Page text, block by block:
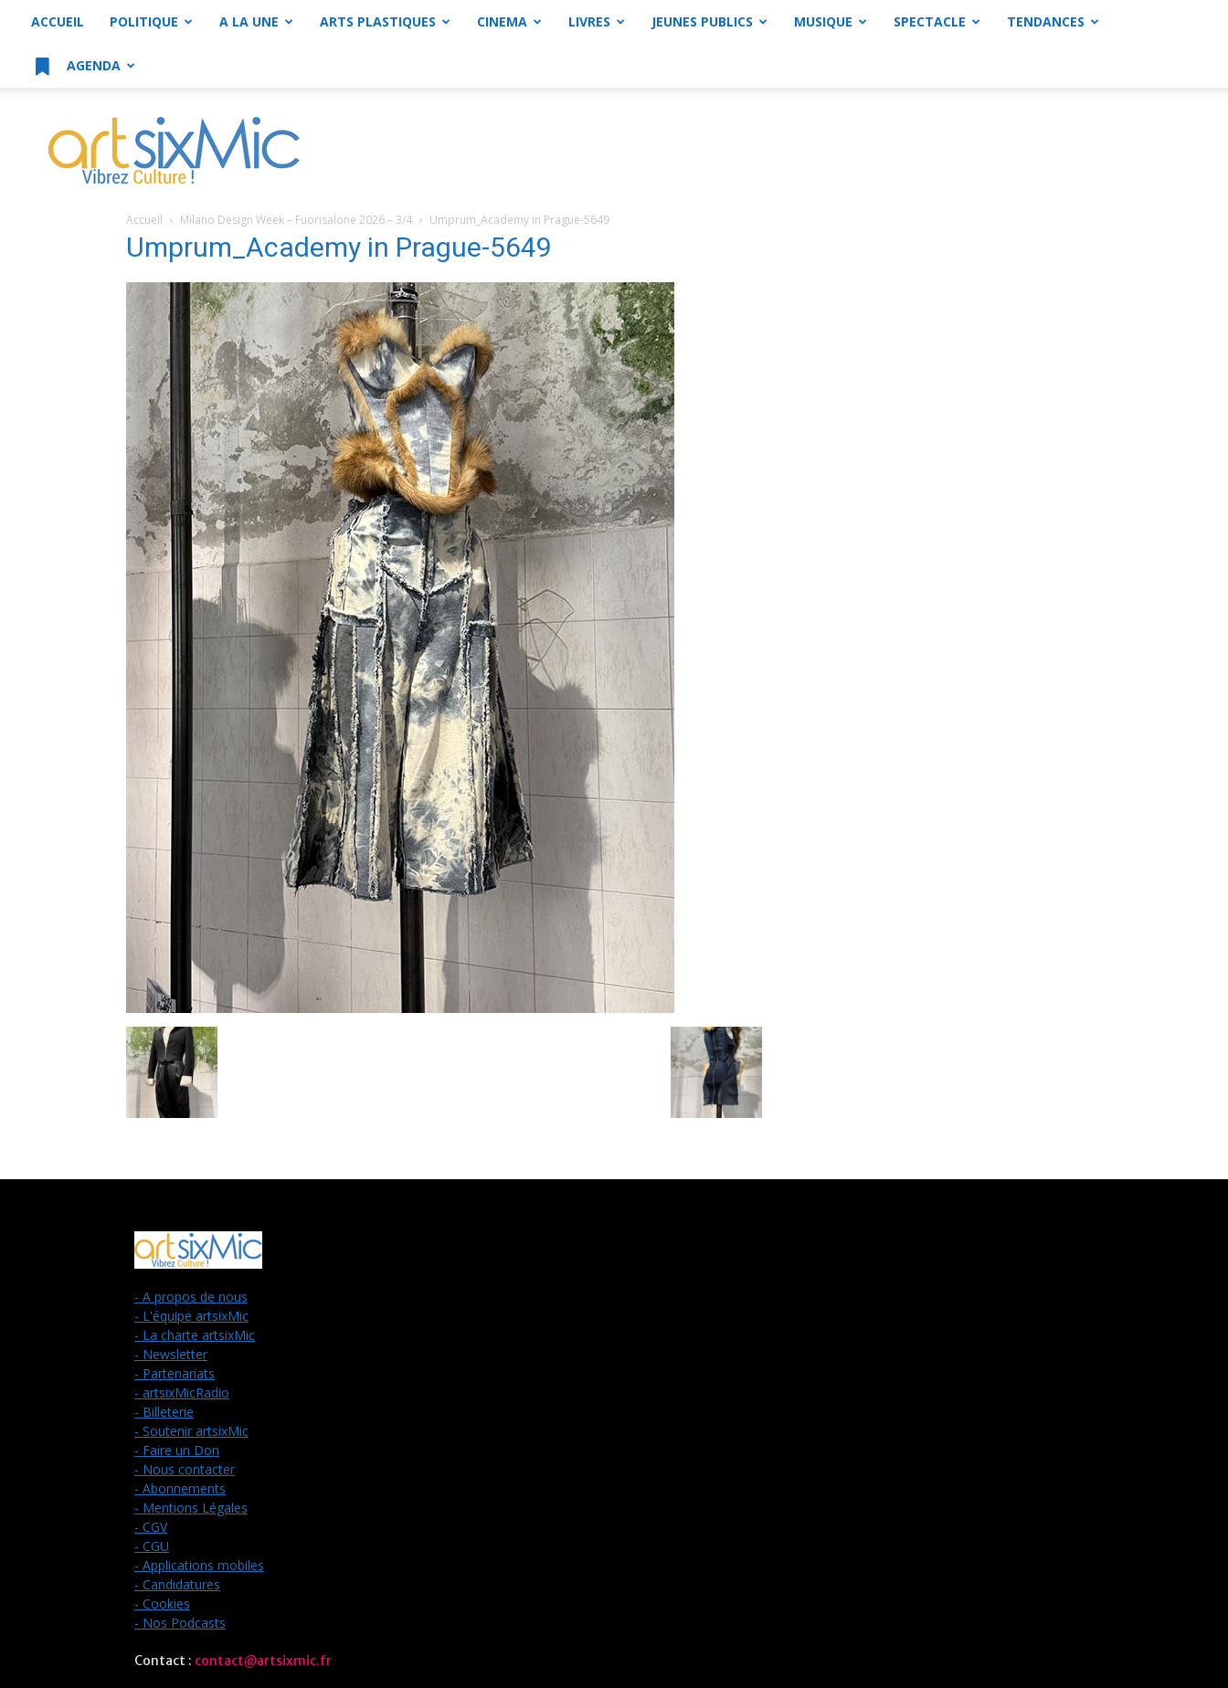
ACCUEIL POLITIQUE A LA UNE ARTS PLASTIQUES CINEMA LIVRES JEUNES PUBLICS MUSIQUE SPECTACLE TENDANCES
AGENDA
artsixMic
Accueil Milano Design Week – Fuorisalone 2026 – 3/4 Umprum_Academy in Prague-5649
Umprum_Academy in Prague-5649
- A propos de nous
- L'équipe artsixMic
- La charte artsixMic
- Newsletter
- Partenariats
- artsixMicRadio
- Billeterie
- Soutenir artsixMic
- Faire un Don
- Nous contacter
- Abonnements
- Mentions Légales
- CGV
- CGU
- Applications mobiles
- Candidatures
- Cookies
- Nos Podcasts
Contact : contact@artsixmic.fr